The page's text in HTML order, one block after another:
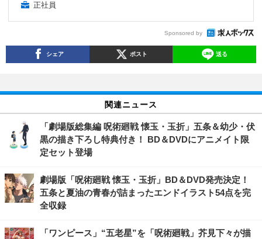
正社員
Sponsored by
シェア ポスト 送る
関連ニュース
「劇場版総集編 呪術廻戦 懐玉・玉折」五条＆幼少・伏
黒の描き下ろし特典付き！ BD＆DVDにアニメイト限
定セット登場
劇場版「呪術廻戦 懐玉・玉折」BD＆DVD発売決定！
五条と夏油の青春が詰まったエンドイラスト54点を完
全収録
「ワンピース」“五老星”を「呪術廻戦」芥見下々が描